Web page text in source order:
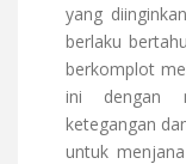
yang
berlaku
berkomplot
ini dengan
ketegangan
untuk